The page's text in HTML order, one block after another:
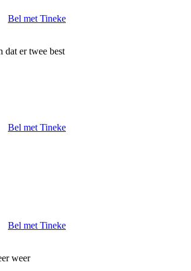
Bel met Tineke
dat er twee best
Bel met Tineke
Bel met Tineke
weer